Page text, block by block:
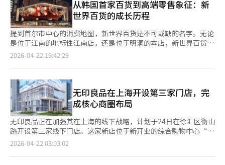
一。No Brand也是易买得创造的标志性品牌。通过减少不必要的
成本，专注于商品本质的自有品牌战略，迎合了高物价时代的消费
者。No Brand不仅仅是简单的自有品牌商品，还扩展为独立店铺
和生活品牌。在价格敏感度提高的消费市场中成为差异化的武器。
然而，流通环境发生了剧变。随着在线购物成为日常，大型超市的
辉煌开始动摇。消费者无需开车去店铺，就可以在手机上比较价
分店铺的效率化和盈利能力改善工作持续进行，线下为中心的业务
模式需要调整。此时，内在管理比外形增长更为重要。相反，易买
得通过扩大业务组合来应对。通过SSG.com加强线上业务，收购
星巴克韩国，扩大专业店业务，确保快速商务和物流竞争力等，试
图从过去的大型超市公司转变为食品、生活、平台企业。收购星巴
克具有象征意义。不仅仅是咖啡连锁店，还意味着获取忠实客户群
和会员数据，符合重视线下空间体验的消费趋势。线上转型也在继
Flower Knows等新入驻品牌。”此外，该区域以红色为主色调，
与Olive Young的绿色形成视觉对比。 4层是Musinsa首次推出的餐
饮空间“美食花园”，设有挪威咖啡品牌Fuglen、年糕火锅专卖
店、披萨和甜点品牌，类似于大型购物中心或百货商店的餐饮区，
旨在让顾客购物后继续停留。随着Mega Store的开业，Musinsa
加快了美容业务的扩展，预计将在圣水地区与Olive Young展开激
第二季度继续招聘以扩大美容团队。Musinsa代表强调：“我们计
划将圣水打造成无与伦比的时尚与美容中心。” ※ 本报道经人工
智能（AI）系统翻译与编辑。
53.4比1，显示出其市场吸引力。 王宿2区是可容纳约1.6万户的新
城，距首尔边界约5公里，靠近王宿1区、达山新城等大型开发区，
基础设施共享便利。项目附近将新建9号线延长线和京义中央线的
946站，方便换乘GTX-B线。入住时可享达山新城的现代奥特莱
斯、易买得等生活设施，周边还有一派邻里公园、达山中央公园、
南杨州体育文化中心等。 教育和生活设施完善，步行范围内有幼
儿园和中小学用地，靠近未来教育空间‘WE梦想公园’。中心商
便利。区域内还计划建设人工智能和生物等高科技产业的王宿城市
高科技产业园，及多项开发利好，如Kakao数据中心、Woori金融
研发中心等。 ※ 本报道经人工智能（AI）系统翻译与编辑。
从韩国首家百货到高端零售象征：新
世界百货的成长历程
提到首尔市中心的消费地图，新世界百货是不可或缺的名字。无论
是位于江南的地标性江南店，还是位于明洞的本店，新世界百货一
直是韩国消费文化的中心。它不仅是购物场所，更是潮流的发源地
1930年开业的韩国首家现代化百货店——三越京城店。光复后，经
过东和百货的阶段，成为三星集团旗下的新世界百货，随后独立运
营，发展至今。韩国百货业的起步和成长过程在这一企业中得以体
现。在创业初期，三星创始人李秉喆和总裁李明熙是关键人物。在
三星集团时期，新世界是一个在制造业为主的大企业中测试消费和
零售可能性的项目。之后，李明熙将新世界发展为独立企业，扩展
到百货、折扣店、时尚、食品和综合购物中心。零售业被视为生活
产业的核心，而非制造业的辅助产业。新世界百货在市场上扩大影
响力的时期，正值消费升级的趋势。随着收入水平提高，消费者不
2026-04-22 19:42:29
无印良品在上海开设第三家门店，完
成核心商圈布局
无印良品正在加强其在上海的线下战略，计划于24日在徐汇区衡山
路开设第三家线下门店。这家新店位于新开业的综合购物中心“新
六百YOUNG”，占地约400平方米，旨在吸引年轻消费者。通过此
海路和南京东路开设门店，形成了“金三角”布局。无印良品还计
2026-04-22 03:03:02
页